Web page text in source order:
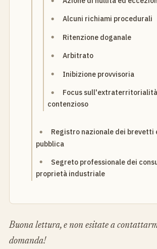
Alcuni richiami procedurali
Ritenzione doganale
Arbitrato
Inibizione provvisoria
Focus
contenzioso
Registro nazionale dei brevetti
pubblica
Segreto professionale dei
proprietà industriale
Buona lettura, e non esitate a
domanda!